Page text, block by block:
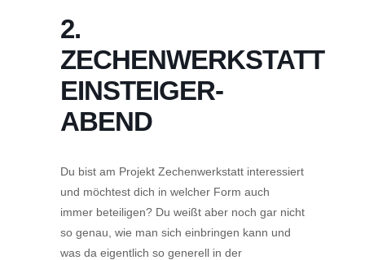
2.
ZECHENWERKSTATT
EINSTEIGER-
ABEND
Du bist am Projekt Zechenwerkstatt interessiert
und möchtest dich in welcher Form auch
immer beteiligen? Du weißt aber noch gar nicht
so genau, wie man sich einbringen kann und
was da eigentlich so generell in der